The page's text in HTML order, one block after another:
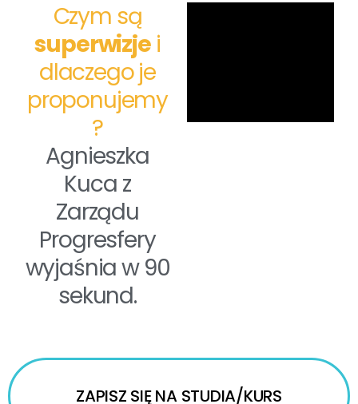
Czym są
superwizjei
dlaczego je
proponujemy
?
Agnieszka
Kuca z
Zarządu
Progresfery
wyjaśnia w 90
sekund.
ZAPISZ SIĘ NA STUDIA/KURS